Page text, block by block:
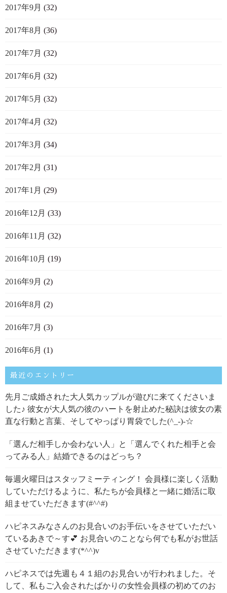
2017年9月 (32)
2017年8月 (36)
2017年7月 (32)
2017年6月 (32)
2017年5月 (32)
2017年4月 (32)
2017年3月 (34)
2017年2月 (31)
2017年1月 (29)
2016年12月 (33)
2016年11月 (32)
2016年10月 (19)
2016年9月 (2)
2016年8月 (2)
2016年7月 (3)
2016年6月 (1)
最近のエントリー
先月ご成婚された大人気カップルが遊びに来てくださいま
した♪ 彼女が大人気の彼のハートを射止めた秘訣は彼女の素
直な行動と言葉、そしてやっぱり胃袋でした(^_-)-☆
「選んだ相手しか会わない人」と「選んでくれた相手と会
ってみる人」結婚できるのはどっち？
毎週火曜日はスタッフミーティング！ 会員様に楽しく活動
していただけるように、私たちが会員様と一緒に婚活に取
組ませていただきます(#^^#)
ハピネスみなさんのお見合いのお手伝いをさせていただい
ているあきで～す💕 お見合いのことなら何でも私がお世話
させていただきます(*^^)v
ハピネスでは先週も４１組のお見合いが行われました。そ
して、私もご入会されたばかりの女性会員様の初めてのお